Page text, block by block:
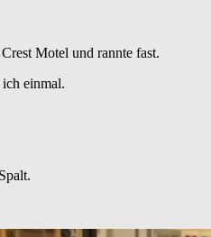
Motel und rannte fast.
einmal.